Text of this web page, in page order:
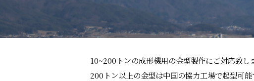
10~200トンの成形機用の金型製作にご対応致し
200トン以上の金型は中国の協力工場で起型可能